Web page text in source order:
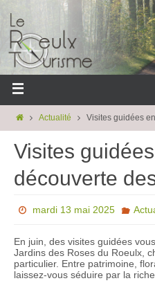
Actualité Visites guidées
Visites
découverte
mardi 13 mai 2025
En juin, des visites guidées
Jardins des Roses du Roeulx,
particulier. Entre patrimoine,
laissez-vous séduire par la